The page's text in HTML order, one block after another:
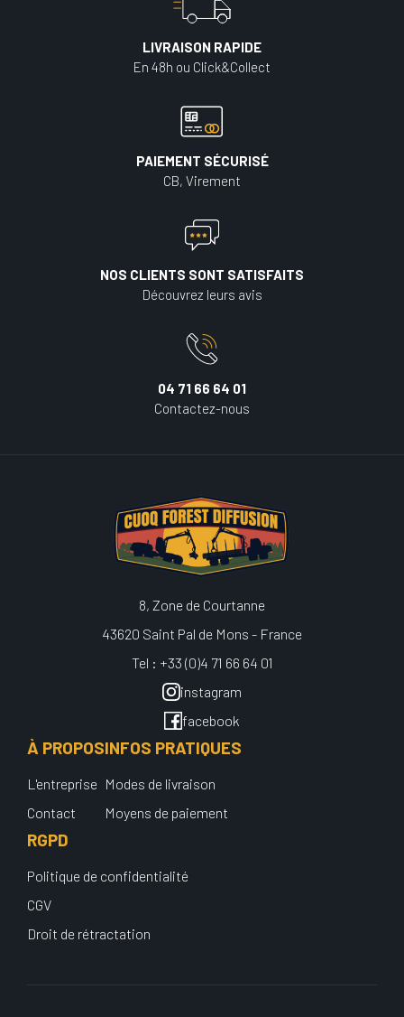
LIVRAISON RAPIDE
En 48h ou Click&Collect
PAIEMENT SÉCURISÉ
CB, Virement
NOS CLIENTS SONT SATISFAITS
Découvrez leurs avis
04 71 66 64 01
Contactez-nous
8, Zone de Courtanne
43620 Saint Pal de Mons - France
Tel : +33 (0)4 71 66 64 01
instagram
facebook
À PROPOS
L'entreprise
Contact
INFOS PRATIQUES
Modes de livraison
Moyens de paiement
RGPD
Politique de confidentialité
CGV
Droit de rétractation